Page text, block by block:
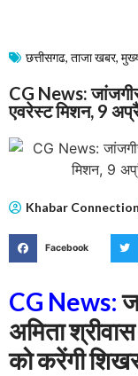
छत्तीसगढ, ताजा खबर,
CG News:
एवरेस्ट मिशन, 9
Khabar Connection
Facebook
CG News:
अमिता
को करेंगी